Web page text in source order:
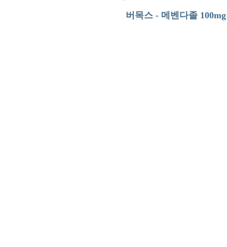
버목스 - 메벤다졸